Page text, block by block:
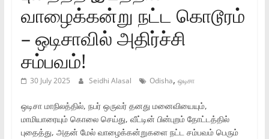
வாழைக்கன்று நட்ட கொடூரம்
– ஒடிசாவில் அதிர்ச்சி
சம்பவம்!
30 July 2025 Seidhi Alasal Odisha, ஒடிசா
ஒடிசா மாநிலத்தில், நபர் ஒருவர் தனது மனைவியையும்,
மாமியாரையும் கொலை செய்து, வீட்டின் பின்புறம் தோட்டத்தில்
புதைத்து, அதன் மேல் வாழைக்கன்றுகளை நட்ட சம்பவம் பெரும்